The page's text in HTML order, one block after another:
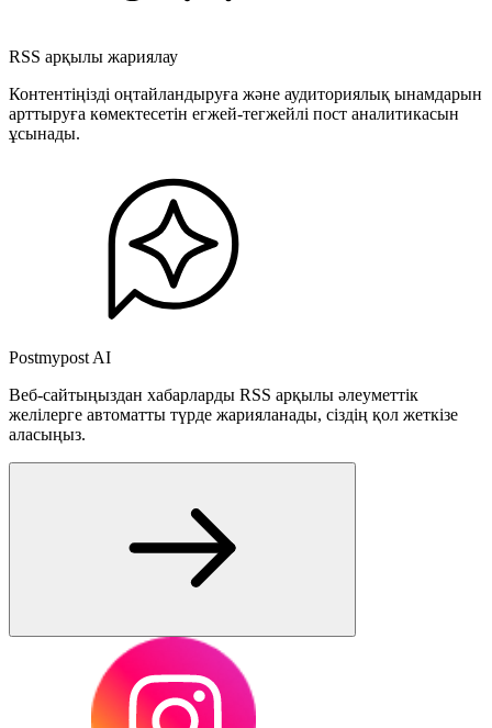
RSS арқылы жариялау
Контентіңізді оңтайландыруға және аудиториялық ынамдарын
арттыруға көмектесетін егжей-тегжейлі пост аналитикасын
ұсынады.
Postmypost AI
Веб-сайтыңыздан хабарларды RSS арқылы әлеуметтік
желілерге автоматты түрде жарияланады, сіздің қол жеткізе
аласыңыз.